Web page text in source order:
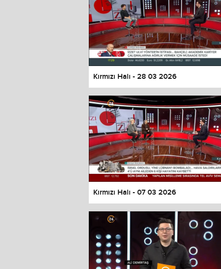
Kırmızı Halı - 28 03 2026
Kırmızı Halı - 07 03 2026